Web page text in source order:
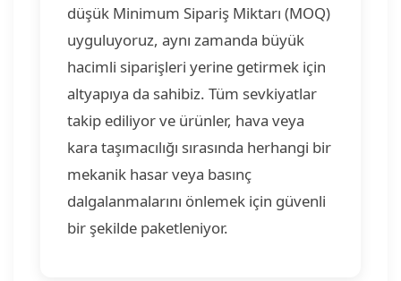
düşük Minimum Sipariş Miktarı (MOQ)
uyguluyoruz, aynı zamanda büyük
hacimli siparişleri yerine getirmek için
altyapıya da sahibiz. Tüm sevkiyatlar
takip ediliyor ve ürünler, hava veya
kara taşımacılığı sırasında herhangi bir
mekanik hasar veya basınç
dalgalanmalarını önlemek için güvenli
bir şekilde paketleniyor.